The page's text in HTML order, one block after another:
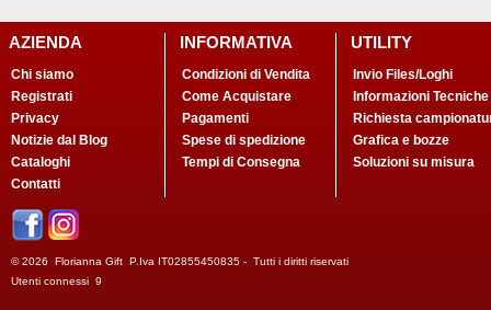
AZIENDA
Chi siamo
Registrati
Privacy
Notizie dal Blog
Cataloghi
Contatti
INFORMATIVA
Condizioni di Vendita
Come Acquistare
Pagamenti
Spese di spedizione
Tempi di Consegna
UTILITY
Invio Files/Loghi
Informazioni Tecniche
Richiesta
Grafica e bozze
Soluzioni su misura
© 2026 Florianna Gift P.Iva IT02855450835 - Tutti i diritti riservati
Utenti connessi 9